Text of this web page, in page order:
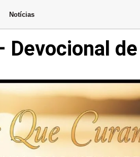
Notícias
Devocional